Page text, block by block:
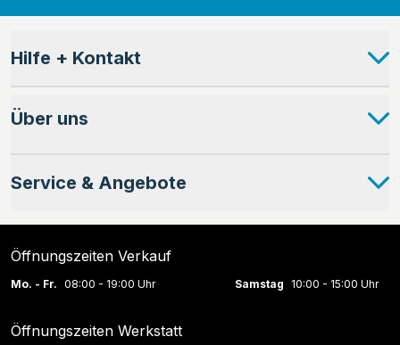
Hilfe + Kontakt
Über uns
Service & Angebote
Öffnungszeiten Verkauf
Mo. - Fr. 08:00 - 19:00 Uhr Samstag 10:00 - 15:00 Uhr
Öffnungszeiten Werkstatt